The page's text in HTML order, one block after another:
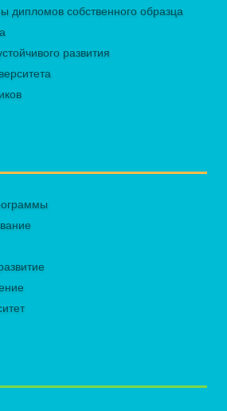
дипломов собственного образца
развития